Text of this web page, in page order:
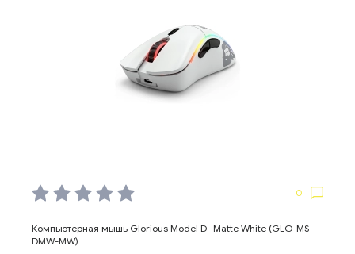
0
Компьютерная мышь Glorious Model D- Matte White (GLO-MS-
DMW-MW)